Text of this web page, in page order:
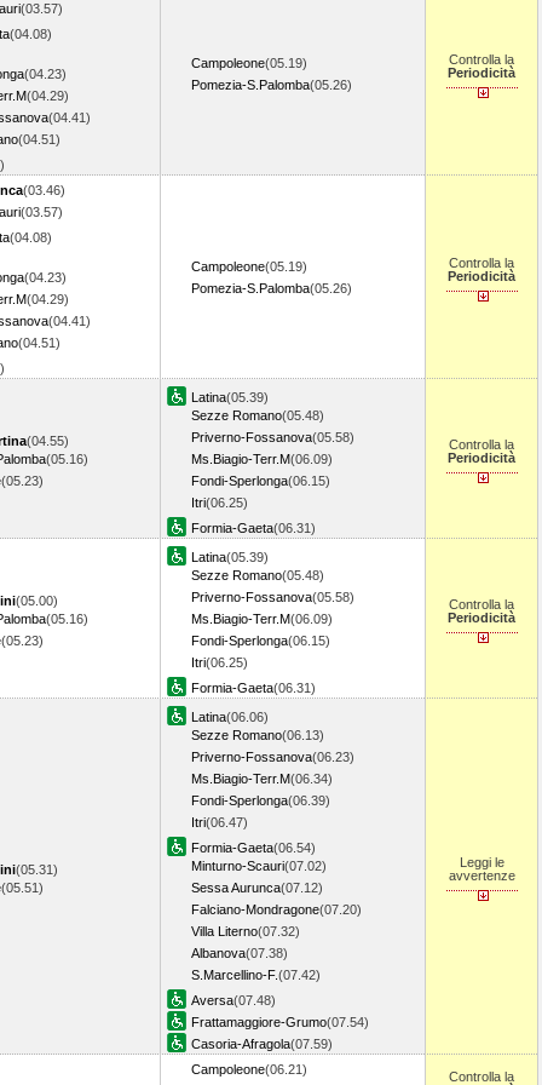
(03.57)
(04.08)
(04.23)
(04.29)
(04.41)
(04.51)
Campoleone(05.19)
Pomezia-S.Palomba(05.26)
Controlla la
Periodicità
(03.46)
(03.57)
(04.08)
(04.23)
(04.29)
(04.41)
(04.51)
Campoleone(05.19)
Pomezia-S.Palomba(05.26)
Controlla la
Periodicità
(04.55)
(05.16)
(05.23)
Latina(05.39)
Sezze Romano(05.48)
Priverno-Fossanova(05.58)
Ms.Biagio-Terr.M(06.09)
Fondi-Sperlonga(06.15)
Itri(06.25)
Formia-Gaeta(06.31)
Controlla la
Periodicità
(05.00)
(05.16)
(05.23)
Latina(05.39)
Sezze Romano(05.48)
Priverno-Fossanova(05.58)
Ms.Biagio-Terr.M(06.09)
Fondi-Sperlonga(06.15)
Itri(06.25)
Formia-Gaeta(06.31)
Controlla la
Periodicità
(05.31)
(05.51)
Latina(06.06)
Sezze Romano(06.13)
Priverno-Fossanova(06.23)
Ms.Biagio-Terr.M(06.34)
Fondi-Sperlonga(06.39)
Itri(06.47)
Formia-Gaeta(06.54)
Minturno-Scauri(07.02)
Sessa Aurunca(07.12)
Falciano-Mondragone(07.20)
Villa Literno(07.32)
Albanova(07.38)
S.Marcellino-F.(07.42)
Aversa(07.48)
Frattamaggiore-Grumo(07.54)
Casoria-Afragola(07.59)
Leggi le
avvertenze
Campoleone(06.21)
Controlla la